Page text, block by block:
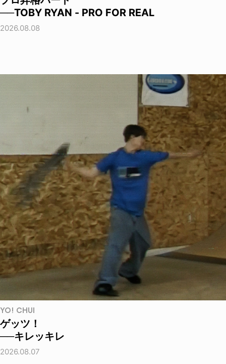
──TOBY RYAN - PRO FOR REAL
2026.08.08
YO! CHUI
ゲッツ！
──キレッキレ
2026.08.07